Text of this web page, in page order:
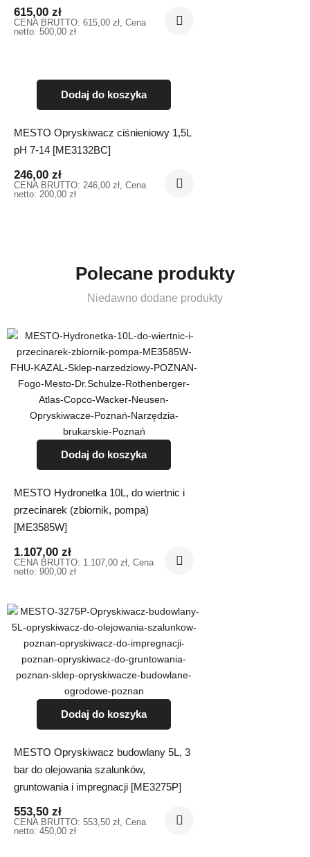
615,00 zł
CENA BRUTTO: 615,00 zł , Cena
netto: 500,00 zł
Dodaj do koszyka
MESTO Opryskiwacz ciśnieniowy 1,5L
pH 7-14 [ME3132BC]
246,00 zł
CENA BRUTTO: 246,00 zł , Cena
netto: 200,00 zł
Polecane produkty
Niedawno dodane produkty
Dodaj do koszyka
MESTO Hydronetka 10L, do wiertnic i
przecinarek (zbiornik, pompa)
[ME3585W]
1.107,00 zł
CENA BRUTTO: 1.107,00 zł , Cena
netto: 900,00 zł
Dodaj do koszyka
MESTO Opryskiwacz budowlany 5L, 3
bar do olejowania szalunków,
gruntowania i impregnacji [ME3275P]
553,50 zł
CENA BRUTTO: 553,50 zł , Cena
netto: 450,00 zł